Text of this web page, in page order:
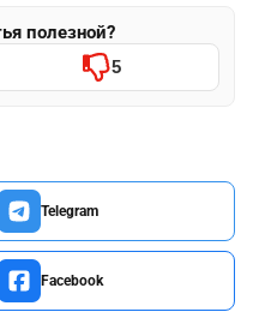
полезной?
5
Telegram
Facebook